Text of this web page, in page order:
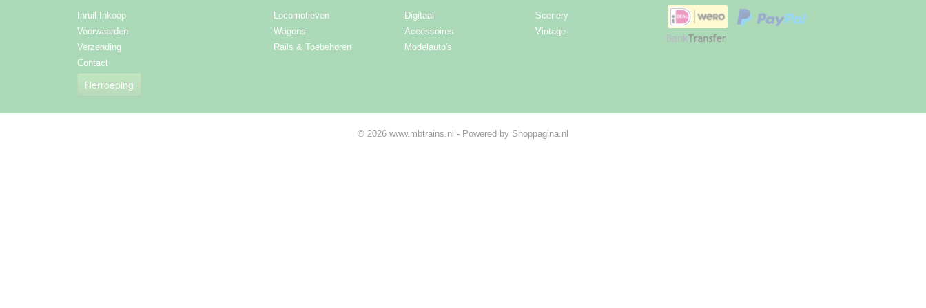
Inruil Inkoop
Voorwaarden
Verzending
Contact
Herroeping
Locomotieven
Wagons
Rails & Toebehoren
Digitaal
Accessoires
Modelauto's
Scenery
Vintage
© 2026 www.mbtrains.nl - Powered by Shoppagina.nl